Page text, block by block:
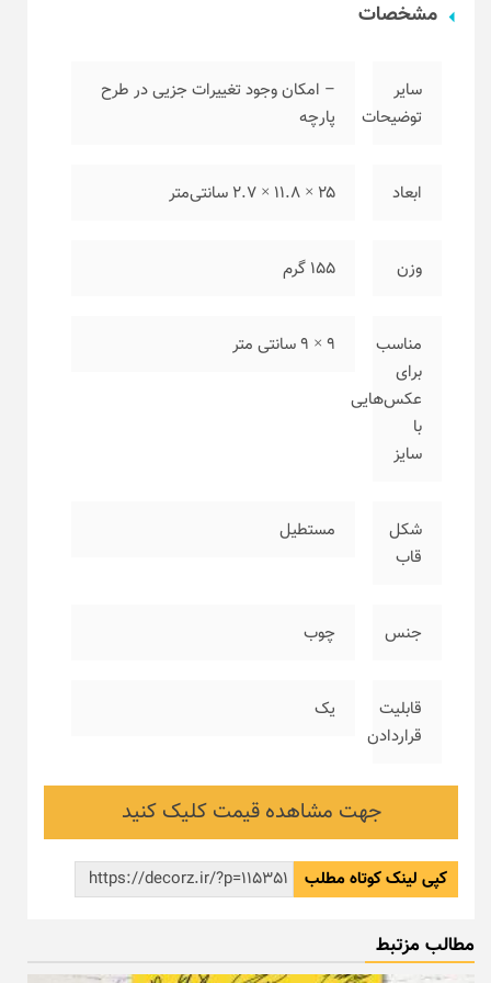
مشخصات
سایر
توضیحات
– امکان وجود تغییرات جزیی در طرح
پارچه
ابعاد ۲۵ × ۱۱.۸ × ۲.۷ سانتی‌متر
وزن ۱۵۵ گرم
مناسب
برای
عکس‌هایی
با
سایز
۹ × ۹ سانتی متر
شکل
قاب
مستطیل
جنس چوب
قابلیت
قراردادن
یک
جهت مشاهده قیمت کلیک کنید
کپی لینک کوتاه مطلب
مطالب مزتبط